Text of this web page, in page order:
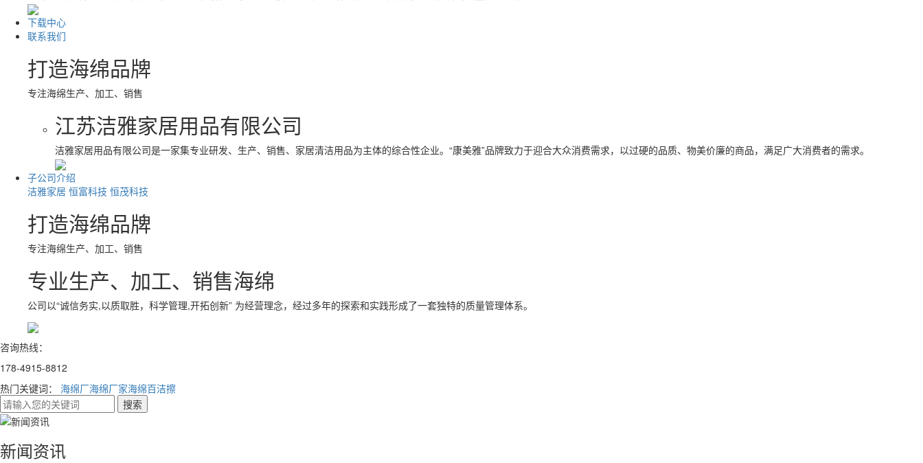
下载中心
联系我们
打造海绵品牌
专注海绵生产、加工、销售
江苏洁雅家居用品有限公司
洁雅家居用品有限公司是一家集专业研发、生产、销售、家居清洁用品为主体的综合性企业。“康美雅”品牌致力于迎合大众消费需求，以过硬的品质、物美价廉的商品，满足广大消费者的需求。
子公司介绍
洁雅家居 恒富科技 恒茂科技
打造海绵品牌
专注海绵生产、加工、销售
专业生产、加工、销售海绵
公司以“诚信务实,以质取胜，科学管理,开拓创新” 为经营理念，经过多年的探索和实践形成了一套独特的质量管理体系。
咨询热线：
178-4915-8812
热门关键词： 海绵厂海绵厂家海绵百洁擦
新闻资讯